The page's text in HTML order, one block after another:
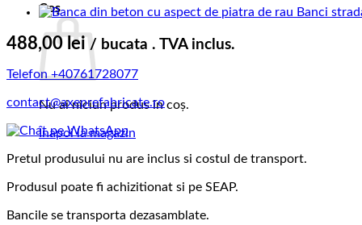
Coș
Nu ai niciun produs în coș.
Înapoi la magazin
488,00 lei / bucata . TVA inclus.
Telefon +40761728077
contact@axeprefabricate.ro
Pretul produsului nu are inclus si costul de transport.
Produsul poate fi achizitionat si pe SEAP.
Bancile se transporta dezasamblate.